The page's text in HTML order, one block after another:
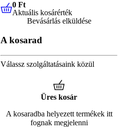
0 FtAktuális kosárérték
0 Ft
Aktuális kosárérték
Bevásárlás elküldése
A kosarad
Válassz szolgáltatásaink közül
Üres kosár
A kosaradba helyezett termékek itt
fognak megjelenni